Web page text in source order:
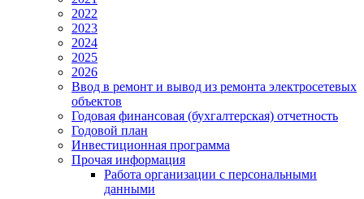
2022
2023
2024
2025
2026
Ввод в ремонт и вывод из ремонта электросетевых
объектов
Годовая финансовая (бухгалтерская) отчетность
Годовой план
Инвестиционная программа
Прочая информация
Работа организации с персональными
данными